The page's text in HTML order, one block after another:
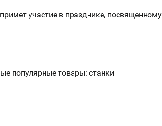
участие в празднике, посвященному
популярные товары: станки